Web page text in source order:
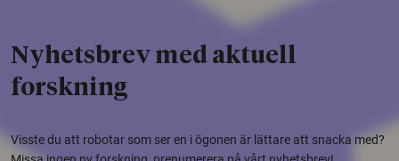
Nyhetsbrev med aktuell
forskning
Visste du att robotar som ser en i ögonen är lättare att snacka med?